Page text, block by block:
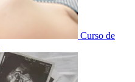
Curso de